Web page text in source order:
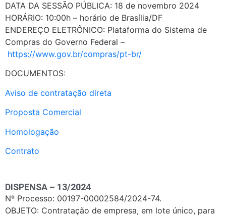
DATA DA SESSÃO PÚBLICA: 18 de novembro 2024
HORÁRIO: 10:00h – horário de Brasília/DF
ENDEREÇO ELETRÔNICO: Plataforma do Sistema de
Compras do Governo Federal –
https://www.gov.br/compras/pt-br/
DOCUMENTOS:
Aviso de contratação direta
Proposta Comercial
Homologação
Contrato
DISPENSA – 13/2024
Nº Processo: 00197-00002584/2024-74.
OBJETO: Contratação de empresa, em lote único, para